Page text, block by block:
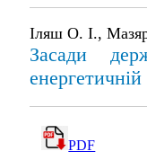
Іляш О. І.,
Засади
PDF